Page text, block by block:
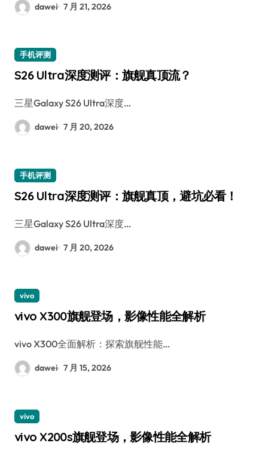
dawei 7 月 21, 2026
手机评测
S26 Ultra深度测评：旗舰真顶流？
三星Galaxy S26 Ultra深度…
dawei 7 月 20, 2026
手机评测
S26 Ultra深度测评：旗舰真顶，避坑必看！
三星Galaxy S26 Ultra深度…
dawei 7 月 20, 2026
vivo
vivo X300旗舰登场，影像性能全解析
vivo X300全面解析：探索旗舰性能…
dawei 7 月 15, 2026
vivo
vivo X200s旗舰登场，影像性能全解析